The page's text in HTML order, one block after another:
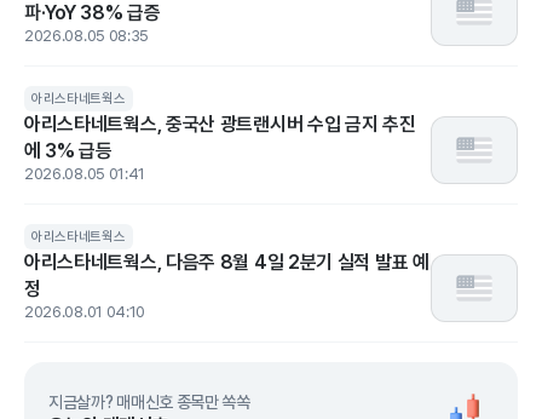
파·YoY 38% 급증
2026.08.05 08:35
아리스타네트웍스
아리스타네트웍스, 중국산 광트랜시버 수입 금지 추진
에 3% 급등
2026.08.05 01:41
아리스타네트웍스
아리스타네트웍스, 다음주 8월 4일 2분기 실적 발표 예
정
2026.08.01 04:10
지금살까? 매매신호 종목만 쏙쏙